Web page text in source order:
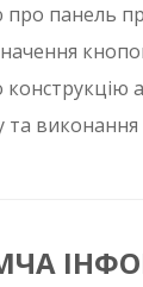
панель
конструкцію
виконання